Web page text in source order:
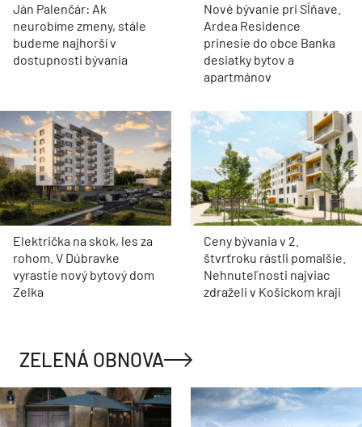
Ján Palenčár: Ak
neurobíme zmeny, stále
budeme najhorší v
dostupnosti bývania
Nové bývanie pri Sĺňave.
Ardea Residence
prinesie do obce Banka
desiatky bytov a
apartmánov
Električka na skok, les za
rohom. V Dúbravke
vyrastie nový bytový dom
Zelka
Ceny bývania v 2.
štvrťroku rástli pomalšie.
Nehnuteľnosti najviac
zdraželi v Košickom kraji
ZELENÁ OBNOVA